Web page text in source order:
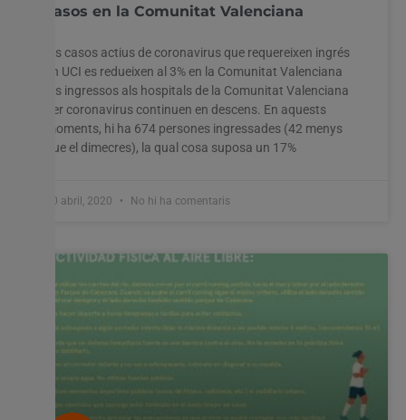
casos en la Comunitat Valenciana
Els casos actius de coronavirus que requereixen ingrés
en UCI es redueixen al 3% en la Comunitat Valenciana
Els ingressos als hospitals de la Comunitat Valenciana
per coronavirus continuen en descens. En aquests
moments, hi ha 674 persones ingressades (42 menys
que el dimecres), la qual cosa suposa un 17%
30 abril, 2020 No hi ha comentaris
Utilitzem cookies al nostre lloc web per oferir-vos
l'experiència més rellevant recordant les vostres preferències
i visites repetides. En fer clic a "Acceptar-ho tot", accepteu
consentiment controlat.